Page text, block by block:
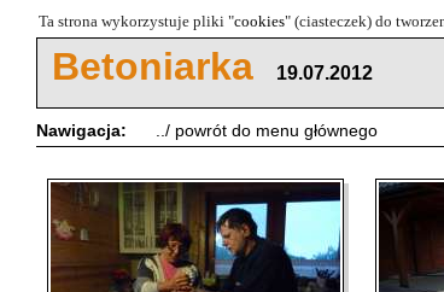
Ta strona wykorzystuje pliki "cookies" (ciasteczek) do
Betoniarka 19.07.2012
Nawigacja: ../ powrót do menu głównego